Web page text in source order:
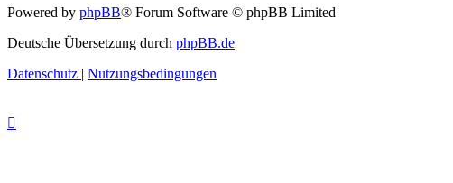
Powered by phpBB® Forum Software © phpBB Limited
Deutsche Übersetzung durch phpBB.de
Datenschutz | Nutzungsbedingungen